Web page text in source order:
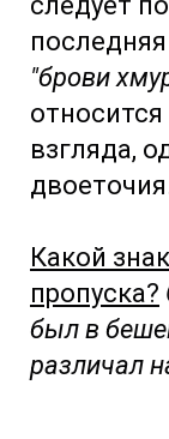
"брови
взгляда,
Какой
пропуска?
был в
различал